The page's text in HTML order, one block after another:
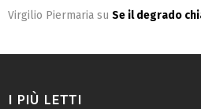
Virgilio Piermaria su Se il degrado
I PIÙ LETTI